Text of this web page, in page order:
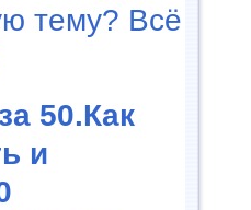
тему? Всё
50.Как
и